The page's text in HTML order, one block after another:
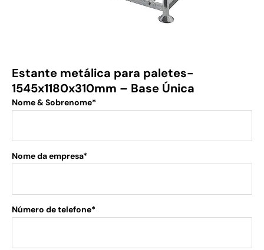
Estante metálica para paletes-
1545x1180x310mm – Base Única
Nome & Sobrenome*
Nome da empresa*
Número de telefone*